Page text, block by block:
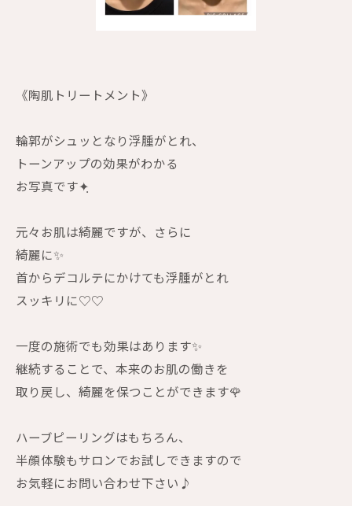
《陶肌トリートメント》
輪郭がシュッとなり浮腫がとれ、
トーンアップの効果がわかる
お写真です✦ฺ
元々お肌は綺麗ですが、さらに
綺麗に✨
首からデコルテにかけても浮腫がとれ
スッキリに♡♡
一度の施術でも効果はあります✨
継続することで、本来のお肌の働きを
取り戻し、綺麗を保つことができます🌹
ハーブピーリングはもちろん、
半顔体験もサロンでお試しできますので
お気軽にお問い合わせ下さい♪